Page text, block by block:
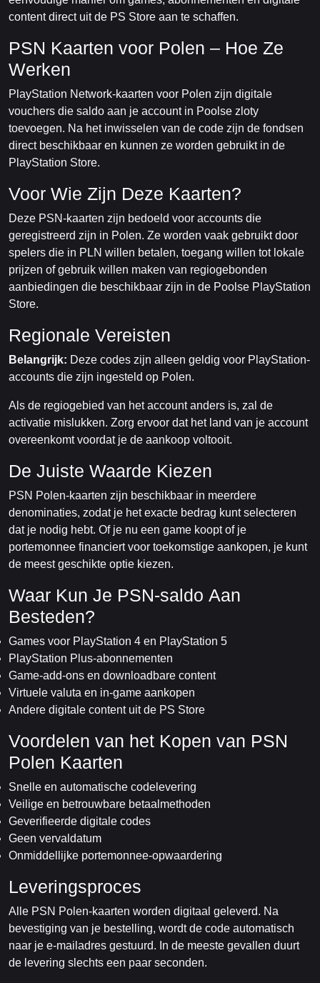
content direct uit de PS Store aan te schaffen.
PSN Kaarten voor Polen – Hoe Ze
Werken
PlayStation Network-kaarten voor Polen zijn digitale
vouchers die saldo aan je account in Poolse zloty
toevoegen. Na het inwisselen van de code zijn de fondsen
direct beschikbaar en kunnen ze worden gebruikt in de
PlayStation Store.
Voor Wie Zijn Deze Kaarten?
Deze PSN-kaarten zijn bedoeld voor accounts die
geregistreerd zijn in Polen. Ze worden vaak gebruikt door
spelers die in PLN willen betalen, toegang willen tot lokale
prijzen of gebruik willen maken van regiogebonden
aanbiedingen die beschikbaar zijn in de Poolse PlayStation
Store.
Regionale Vereisten
Belangrijk: Deze codes zijn alleen geldig voor PlayStation-
accounts die zijn ingesteld op Polen.
Als de regiogebied van het account anders is, zal de
activatie mislukken. Zorg ervoor dat het land van je account
overeenkomt voordat je de aankoop voltooit.
De Juiste Waarde Kiezen
PSN Polen-kaarten zijn beschikbaar in meerdere
denominaties, zodat je het exacte bedrag kunt selecteren
dat je nodig hebt. Of je nu een game koopt of je
portemonnee financiert voor toekomstige aankopen, je kunt
de meest geschikte optie kiezen.
Waar Kun Je PSN-saldo Aan
Besteden?
Games voor PlayStation 4 en PlayStation 5
PlayStation Plus-abonnementen
Game-add-ons en downloadbare content
Virtuele valuta en in-game aankopen
Andere digitale content uit de PS Store
Voordelen van het Kopen van PSN
Polen Kaarten
Snelle en automatische codelevering
Veilige en betrouwbare betaalmethoden
Geverifieerde digitale codes
Geen vervaldatum
Onmiddellijke portemonnee-opwaardering
Leveringsproces
Alle PSN Polen-kaarten worden digitaal geleverd. Na
bevestiging van je bestelling, wordt de code automatisch
naar je e-mailadres gestuurd. In de meeste gevallen duurt
de levering slechts een paar seconden.